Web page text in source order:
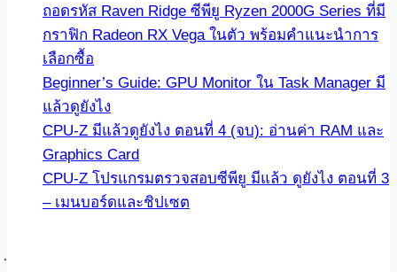
ถอดรหัส Raven Ridge ซีพียู Ryzen 2000G Series ที่มี
กราฟิก Radeon RX Vega ในตัว พร้อมคำแนะนำการ
เลือกซื้อ
Beginner’s Guide: GPU Monitor ใน Task Manager มี
แล้วดูยังไง
CPU-Z มีแล้วดูยังไง ตอนที่ 4 (จบ): อ่านค่า RAM และ
Graphics Card
CPU-Z โปรแกรมตรวจสอบซีพียู มีแล้ว ดูยังไง ตอนที่ 3
– เมนบอร์ดและชิปเซต